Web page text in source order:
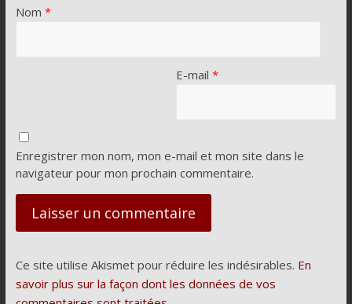
Nom *
E-mail *
Enregistrer mon nom, mon e-mail et mon site dans le
navigateur pour mon prochain commentaire.
Ce site utilise Akismet pour réduire les indésirables. En
savoir plus sur la façon dont les données de vos